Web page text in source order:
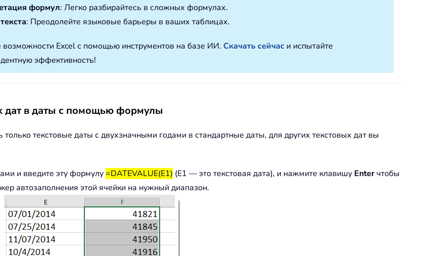
формул: Легко разбирайтесь в сложных формулах.
: Преодолейте языковые барьеры в ваших таблицах.
возможности Excel с помощью инструментов на базе ИИ. Скачать сейчас и испытайте
эффективность!
дат в даты с помощью формулы
текстовые даты с двухзначными годами в стандартные даты, для других текстовых дат вы
и введите эту формулу =DATEVALUE(E1) (E1 — это текстовая дата), и нажмите клавишу Enterчтобы
автозаполнения этой ячейки на нужный диапазон.